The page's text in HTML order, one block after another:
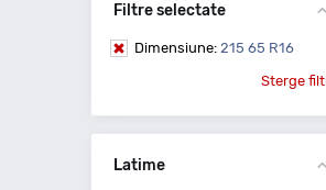
Filtre selectate
Dimensiune: 215 65 R16
Sterge
Latime